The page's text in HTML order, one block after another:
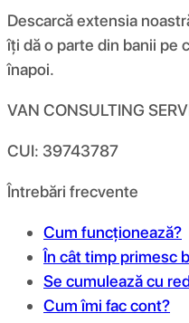
Descarcă extensia
îți dă o parte din banii pe
înapoi.
VAN CONSULTING
CUI: 39743787
Întrebări frecvente
Cum funcționează?
În cât timp primesc
Se cumulează cu
Cum îmi fac cont?